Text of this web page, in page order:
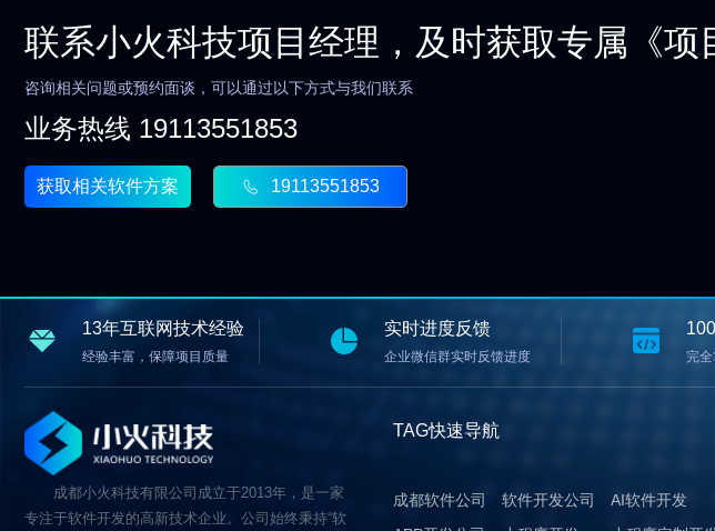
联系小火科技项目经理，及时获取专属《项
咨询相关问题或预约面谈，可以通过以下方式与我们联系
业务热线 19113551853
获取相关软件方案 19113551853
13年互联网技术经验
经验丰富，保障项目质量
实时进度反馈
企业微信群实时反馈进度 完
成都小火科技有限公司成立于2013年，是一家
专注于软件开发的高新技术企业。公司始终秉持“软
TAG快速导航
成都软件公司 软件开发公司 AI软件开发